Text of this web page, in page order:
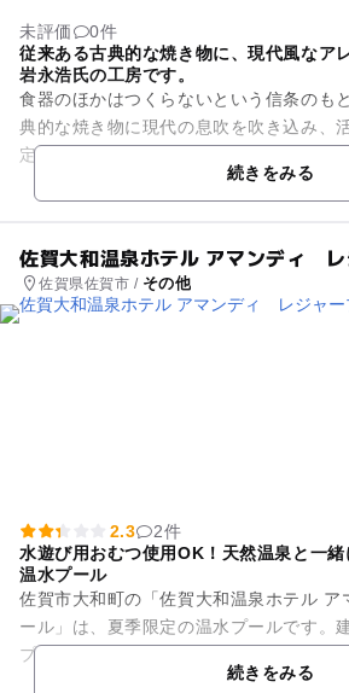
未評価
0件
従来ある古典的な焼き物に、現代風なア
岩永浩氏の工房です。
食器のほかはつくらないという信条のも
典的な焼き物に現代の息吹を吹き込み、
定期的に個展を催し、自宅ギャラリーで
にネット販売などもしておら...続きをみる
佐賀大和温泉ホテル アマンディ
佐賀県佐賀市 / その他
2.3
2件
水遊び用おむつ使用OK！天然温泉と一
温水プール
佐賀市大和町の「佐賀大和温泉ホテル
ール」は、夏季限定の温水プールです。
プールがあり、高濃度の天然炭酸泉を堪
せて利用できます。プール...続きをみる